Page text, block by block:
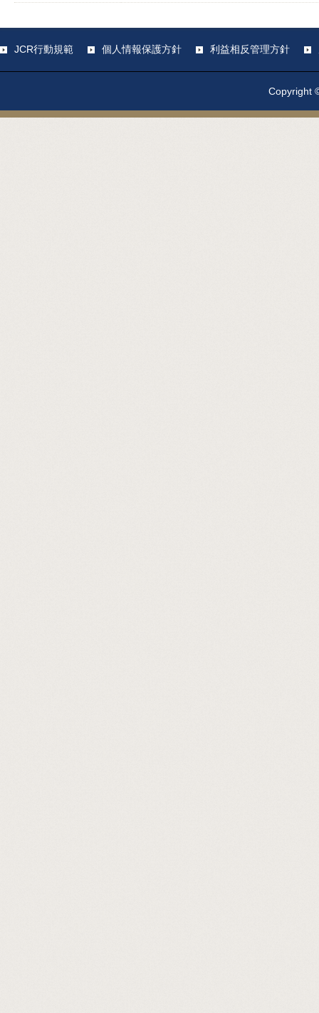
JCR行動規範 個人情報保護方針 利益相反管理方針
Copyright